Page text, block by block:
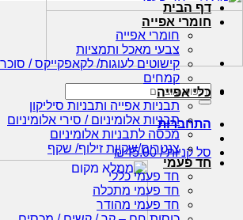
חיפוש
עבור:
התחברות
סל קניות / ₪45.00
דף הבית
חומרי אפייה
חומרי אפייה
צבעי מאכל ותמציות
קישוטים לעוגות/ לקאפקייקס /
קמחים
כלי אפייה
תבניות אפייה ותבניות סיליקון
תבניות אלומיניום / סירי אלומיניום
מכסה לתבניות אלומיניום
צנטרים/שקיות זילוף/ שקף
חד פעמי
חד פעמי כללי
חד פעמי מתכלה
חד פעמי מהודר